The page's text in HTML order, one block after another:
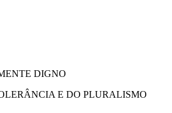
DIGNO
E DO PLURALISMO